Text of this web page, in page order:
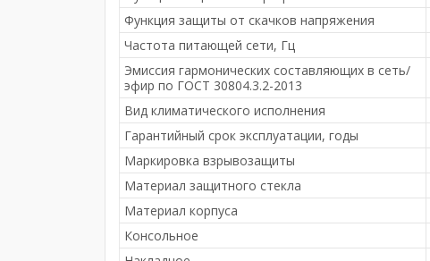
Функция защиты от скачков напряжения
Частота питающей сети, Гц
Эмиссия гармонических составляющих в сеть/
эфир по ГОСТ 30804.3.2-2013
Вид климатического исполнения
Гарантийный срок эксплуатации, годы
Маркировка взрывозащиты
Материал защитного стекла
Материал корпуса
Консольное